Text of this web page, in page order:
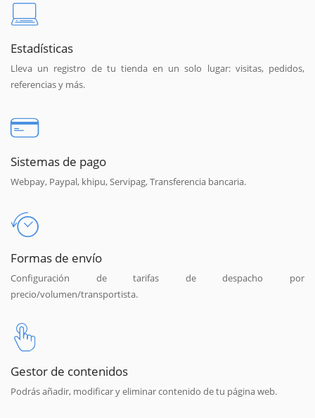
Estadísticas
Lleva un registro de tu tienda en un solo lugar: visitas, pedidos,
referencias y más.
Sistemas de pago
Webpay, Paypal, khipu, Servipag, Transferencia bancaria.
Formas de envío
Configuración de tarifas de despacho por
precio/volumen/transportista.
Gestor de contenidos
Podrás añadir, modificar y eliminar contenido de tu página web.